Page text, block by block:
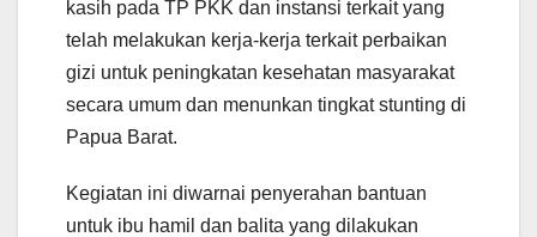
kasih pada TP PKK dan instansi terkait yang
telah melakukan kerja-kerja terkait perbaikan
gizi untuk peningkatan kesehatan masyarakat
secara umum dan menunkan tingkat stunting di
Papua Barat.
Kegiatan ini diwarnai penyerahan bantuan
untuk ibu hamil dan balita yang dilakukan